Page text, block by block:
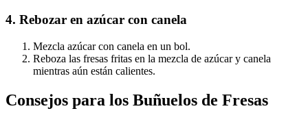
4. Rebozar en azúcar con canela
Mezcla azúcar con canela en un bol.
Reboza las fresas fritas en la mezcla de azúcar y canela
mientras aún están calientes.
Consejos para los Buñuelos de Fresas